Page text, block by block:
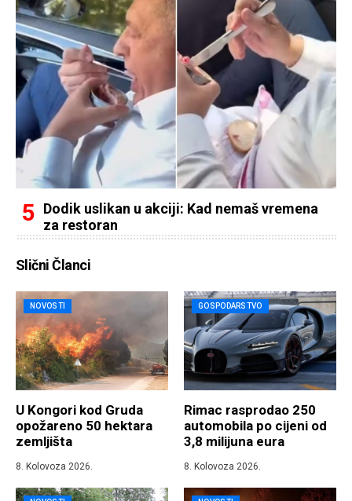
Dodik uslikan u akciji: Kad nemaš vremena
za restoran
Slični Članci
NOVOSTI
U Kongori kod Gruda
opožareno 50 hektara
zemljišta
8. Kolovoza 2026.
GOSPODARSTVO
Rimac rasprodao 250
automobila po cijeni od
3,8 milijuna eura
8. Kolovoza 2026.